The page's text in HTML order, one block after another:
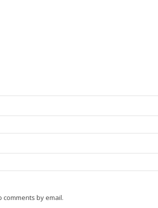
by email.